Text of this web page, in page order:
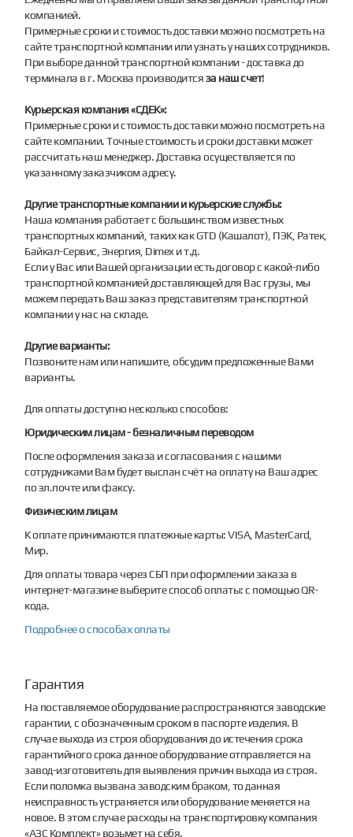
компанией.
Примерные сроки и стоимость доставки можно посмотреть на
сайте транспортной компании или узнать у наших сотрудников.
При выборе данной транспортной компании - доставка до
терминала в г. Москва производитсяза наш счет!
Курьерская компания «СДЕК»:
Примерные сроки и стоимость доставки можно посмотреть на
сайте компании. Точные стоимость и сроки доставки может
рассчитать наш менеджер. Доставка осуществляется по
указанному заказчиком адресу.
Другие транспортные компании и курьерские службы:
Наша компания работает с большинством известных
транспортных компаний, таких как GTD (Кашалот), ПЭК, Ратек,
Байкал-Сервис, Энергия, Dimex и т.д.
Если у Вас или Вашей организации есть договор с какой-либо
транспортной компанией доставляющей для Вас грузы, мы
можем передать Ваш заказ представителям транспортной
компании у нас на складе.
Другие варианты:
Позвоните нам или напишите, обсудим предложенные Вами
варианты.
Для оплаты доступно несколько способов:
Юридическим лицам - безналичным переводом
После оформления заказа и согласования с нашими
сотрудниками Вам будет выслан счёт на оплату на Ваш адрес
по эл.почте или факсу.
Физическим лицам
К оплате принимаются платежные карты: VISA, MasterCard,
Мир.
Для оплаты товара через СБП при оформлении заказа в
интернет-магазине выберите способ оплаты: с помощью QR-
кода.
Подробнее о способах оплаты
Гарантия
На поставляемое оборудование распространяются заводские
гарантии, с обозначенным сроком в паспорте изделия. В
случае выхода из строя оборудования до истечения срока
гарантийного срока данное оборудование отправляется на
завод-изготовитель для выявления причин выхода из строя.
Если поломка вызвана заводским браком, то данная
неисправность устраняется или оборудование меняется на
новое. В этом случае расходы на транспортировку компания
«АЗС Комплект» возьмет на себя.